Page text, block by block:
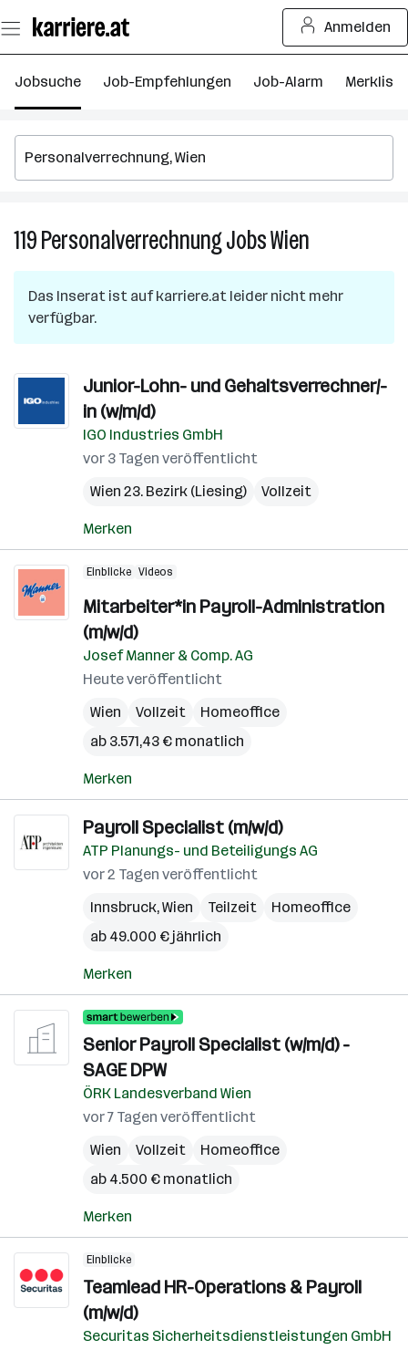
Seiteninhalt
springen
Anmelden
Jobsuche Job-Empfehlungen Job-Alarm Merkliste
119PersonalverrechnungJobsWien
in
Das Inserat ist auf karriere.at leider nicht mehr
verfügbar.
Junior-Lohn- und Gehaltsverrechner/-
in (w/m/d)
IGO Industries GmbH
vor 3 Tagen veröffentlicht
Wien 23. Bezirk (Liesing)
Vollzeit
Merken
Einblicke Videos
Mitarbeiter*in Payroll-Administration
(m/w/d)
Josef Manner & Comp. AG
Heute veröffentlicht
Wien
Vollzeit
Homeoffice
ab 3.571,43 € monatlich
Merken
Payroll Specialist (m/w/d)
ATP Planungs- und Beteiligungs AG
vor 2 Tagen veröffentlicht
Innsbruck,Wien Teilzeit
Homeoffice
ab 49.000 € jährlich
Merken
Senior Payroll Specialist (w/m/d) -
SAGE DPW
ÖRK Landesverband Wien
vor 7 Tagen veröffentlicht
Wien
Vollzeit
Homeoffice
ab 4.500 € monatlich
Merken
Einblicke
Teamlead HR-Operations & Payroll
(m/w/d)
Securitas Sicherheitsdienstleistungen GmbH